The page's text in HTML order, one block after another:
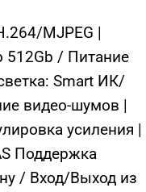
MJPEG |
512Gb / Питание
Smart ИК/
видео-шумов |
усиления |
Поддержка
/ Вход/Выход из